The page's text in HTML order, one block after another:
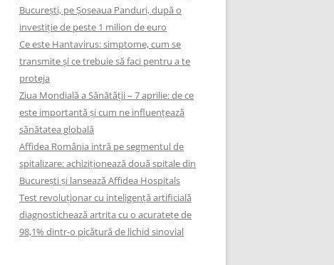
București, pe Șoseaua Panduri, după o
investiție de peste 1 milion de euro
Ce este Hantavirus: simptome, cum se
transmite și ce trebuie să faci pentru a te
proteja
Ziua Mondială a Sănătății – 7 aprilie: de ce
este importantă și cum ne influențează
sănătatea globală
Affidea România intră pe segmentul de
spitalizare: achiziționează două spitale din
București și lansează Affidea Hospitals
Test revoluționar cu inteligență artificială
diagnostichează artrita cu o acuratețe de
98,1% dintr-o picătură de lichid sinovial